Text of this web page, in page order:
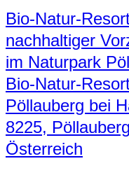
Bio-Natur-
nachhaltiger
im Naturpark
Bio-Natur-
Pöllauberg bei
8225,
Österreich